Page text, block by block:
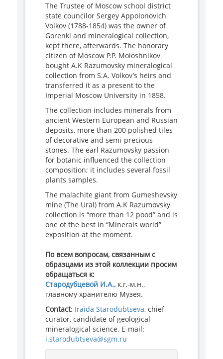
The Trustee of Moscow school district
state councilor Sergey Appolonovich
Volkov (1788-1854) was the owner of
Gorenki and mineralogical collection,
kept there, afterwards. The honorary
citizen of Moscow P.P. Moloshnikov
bought A.K Razumovsky mineralogical
collection from S.A. Volkov’s heirs and
transferred it as a present to the
Imperial Moscow University in 1858.
The collection includes minerals from
ancient Western European and Russian
deposits, more than 200 polished tiles
of decorative and semi-precious
stones. The earl Razumovsky passion
for botanic influenced the collection
composition; it includes several fossil
plants samples.
The malachite giant from Gumeshevsky
mine (The Ural) from A.K Razumovsky
collection is “more than 12 pood” and is
one of the best in “Minerals world”
exposition at the moment.
По всем вопросам, связанным с
образцами из этой коллекции просим
обращаться к:
Стародубцевой И.А., к.г.-м.н.,
главному хранителю Музея.
Contact: Iraida Starodubtseva, chief
curator, candidate of geological-
mineralogical science. E-mail:
i.starodubtseva@sgm.ru